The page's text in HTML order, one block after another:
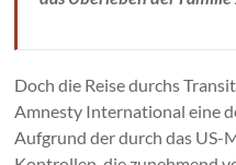
Doch die Reise durchs
Amnesty International eine
Aufgrund der durch das